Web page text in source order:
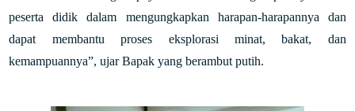
peserta didik dalam mengungkapkan harapan-harapannya dan
dapat membantu proses eksplorasi minat, bakat, dan
kemampuannya”, ujar Bapak yang berambut putih.